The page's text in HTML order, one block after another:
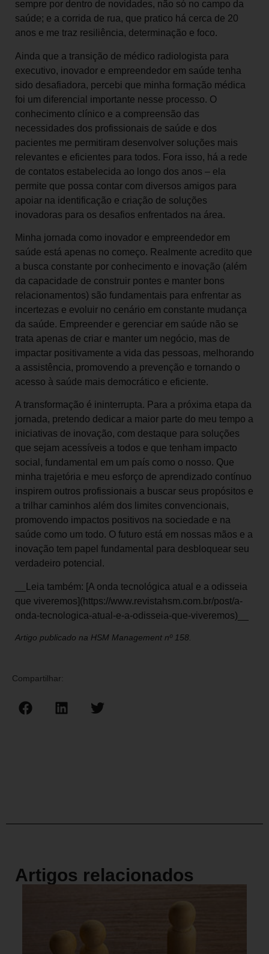
sempre por dentro de novidades, não só no campo da
saúde; e a corrida de rua, que pratico há cerca de 20
anos e me traz resiliência, determinação e foco.
Ainda que a transição de médico radiologista para
executivo, inovador e empreendedor em saúde tenha
sido desafiadora, percebi que minha formação médica
foi um diferencial importante nesse processo. O
conhecimento clínico e a compreensão das
necessidades dos profissionais de saúde e dos
pacientes me permitiram desenvolver soluções mais
relevantes e eficientes para todos. Fora isso, há a rede
de contatos estabelecida ao longo dos anos – ela
permite que possa contar com diversos amigos para
apoiar na identificação e criação de soluções
inovadoras para os desafios enfrentados na área.
Minha jornada como inovador e empreendedor em
saúde está apenas no começo. Realmente acredito que
a busca constante por conhecimento e inovação (além
da capacidade de construir pontes e manter bons
relacionamentos) são fundamentais para enfrentar as
incertezas e evoluir no cenário em constante mudança
da saúde. Empreender e gerenciar em saúde não se
trata apenas de criar e manter um negócio, mas de
impactar positivamente a vida das pessoas, melhorando
a assistência, promovendo a prevenção e tornando o
acesso à saúde mais democrático e eficiente.
A transformação é ininterrupta. Para a próxima etapa da
jornada, pretendo dedicar a maior parte do meu tempo a
iniciativas de inovação, com destaque para soluções
que sejam acessíveis a todos e que tenham impacto
social, fundamental em um país como o nosso. Que
minha trajetória e meu esforço de aprendizado contínuo
inspirem outros profissionais a buscar seus propósitos e
a trilhar caminhos além dos limites convencionais,
promovendo impactos positivos na sociedade e na
saúde como um todo. O futuro está em nossas mãos e a
inovação tem papel fundamental para desbloquear seu
verdadeiro potencial.
__Leia também: [A onda tecnológica atual e a odisseia
que viveremos](https://www.revistahsm.com.br/post/a-
onda-tecnologica-atual-e-a-odisseia-que-viveremos)__
Artigo publicado na HSM Management nº 158.
Compartilhar:
Artigos relacionados